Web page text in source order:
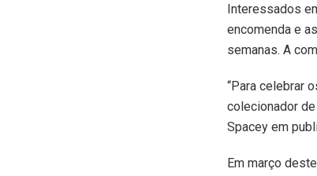
Interessados
encomenda e
semanas. A
“Para celebrar
colecionador
Spacey em
Em março